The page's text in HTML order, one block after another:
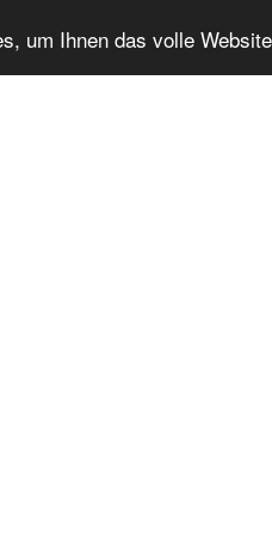
um Ihnen das volle